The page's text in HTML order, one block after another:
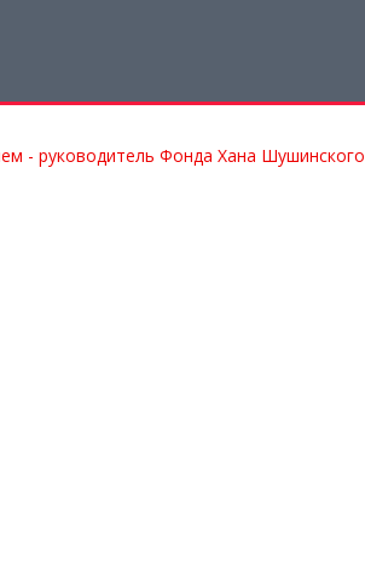
- руководитель Фонда Хана Шушинского